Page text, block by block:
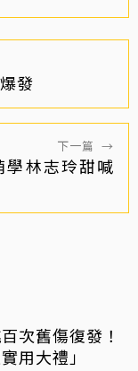
發
下一篇 →
學林志玲甜喊
次舊傷復發！
用大禮」